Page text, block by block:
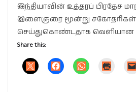
இந்தியாவின் உத்தரப் பிரதேச
இளைஞரை மூன்று சகோதரிகள்
செய்துகொண்டதாக வெளியான
Share this: